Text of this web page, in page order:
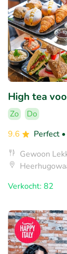
High tea
Zo
Do
9.6
Perfect
Gewoon
Verkocht: 82